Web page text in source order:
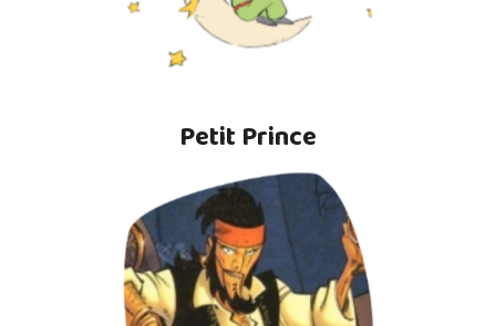
Petit Prince